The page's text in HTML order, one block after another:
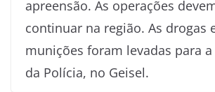
apreensão. As operações
continuar na região. As drogas
munições foram levadas para a
da Polícia, no Geisel.